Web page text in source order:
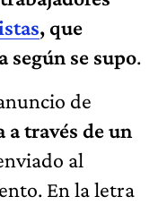
, que
según se supo.
de
través de un
al
En la letra